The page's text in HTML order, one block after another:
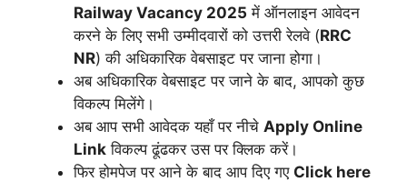
Railway Vacancy 2025 में ऑनलाइन आवेदन
करने के लिए सभी उम्मीदवारों को उत्तरी रेलवे (RRC
NR) की अधिकारिक वेबसाइट पर जाना होगा।
अब अधिकारिक वेबसाइट पर जाने के बाद, आपको कुछ
विकल्प मिलेंगे।
अब आप सभी आवेदक यहाँ पर नीचे Apply Online
Link विकल्प ढूंढकर उस पर क्लिक करें।
फिर होमपेज पर आने के बाद आप दिए गए Click here